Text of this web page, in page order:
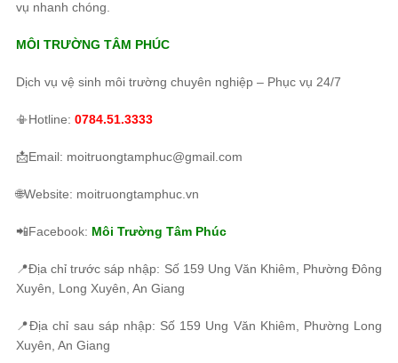
vụ nhanh chóng.
MÔI TRƯỜNG TÂM PHÚC
Dịch vụ vệ sinh môi trường chuyên nghiệp – Phục vụ 24/7
📳Hotline: 0784.51.3333
📩Email: moitruongtamphuc@gmail.com
🌐Website: moitruongtamphuc.vn
📲Facebook: Môi Trường Tâm Phúc
📍Địa chỉ trước sáp nhập: Số 159 Ung Văn Khiêm, Phường Đông
Xuyên, Long Xuyên, An Giang
📍Địa chỉ sau sáp nhập: Số 159 Ung Văn Khiêm, Phường Long
Xuyên, An Giang